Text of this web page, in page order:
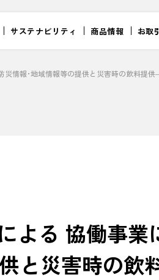
サステナビリティ 商品情報 お取
災情報･地域情報等の提供と災害時の飲料提
よる 協働事業
と災害時の飲